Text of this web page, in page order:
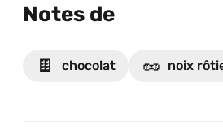
Notes de
🍫 chocolat 🥜 noix